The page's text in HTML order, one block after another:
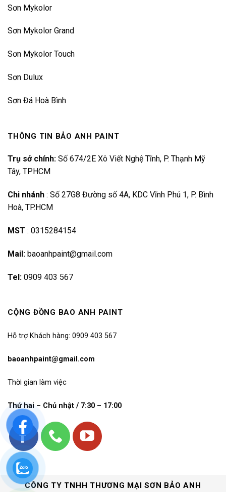
Sơn Mykolor
Sơn Mykolor Grand
Sơn Mykolor Touch
Sơn Dulux
Sơn Đá Hoà Bình
THÔNG TIN BẢO ANH PAINT
Trụ sở chính: Số 674/2E Xô Viết Nghệ Tĩnh, P. Thạnh Mỹ
Tây, TPHCM
Chi nhánh : Số 27G8 Đường số 4A, KDC Vĩnh Phú 1, P. Bình
Hoà, TP.HCM
MST : 0315284154
Mail: baoanhpaint@gmail.com
Tel: 0909 403 567
CỘNG ĐỒNG BAO ANH PAINT
Hỗ trợ Khách hàng: 0909 403 567
baoanhpaint@gmail.com
Thời gian làm việc
Thứ hai – Chủ nhật / 7:30 – 17:00
CÔNG TY TNHH THƯƠNG MẠI SƠN BẢO ANH